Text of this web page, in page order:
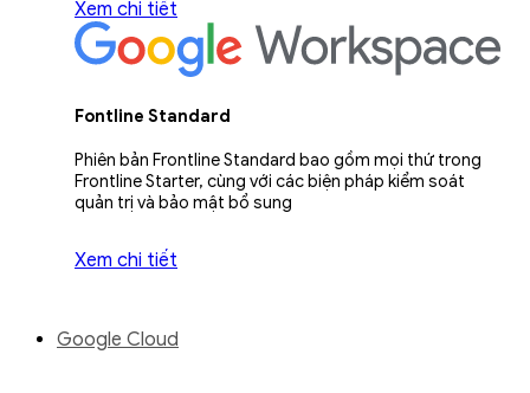
Xem chi tiết
Fontline Standard
Phiên bản Frontline Standard bao gồm mọi thứ trong
Frontline Starter, cùng với các biện pháp kiểm soát
quản trị và bảo mật bổ sung
Xem chi tiết
Google Cloud